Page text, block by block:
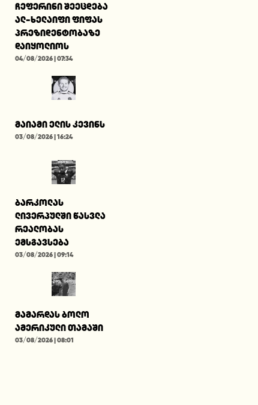
ჩეფერინი შეეცდება
ალ-ხელაიფი ფიფას
პრეზიდენტობაზე
დაიყოლიოს
04/08/2026 | 07:34
მაიამი ელის კევინს
03/08/2026 | 16:24
ბარკოლას
ლივერპულში წასვლა
რეალობას
ემსგავსება
03/08/2026 | 09:14
მამარდას ბოლო
ამერიკული თამაში
03/08/2026 | 08:01